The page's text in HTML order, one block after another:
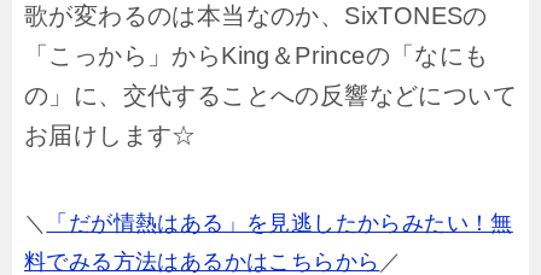
歌が変わるのは本当なのか、 SixTONESの
「こっから」からKing＆Princeの「なにも
の」に、交代することへの反響などについて
お届けします☆
＼
「だが情熱はある」を見逃したからみたい！無
料でみる方法はあるかはこちらから ／